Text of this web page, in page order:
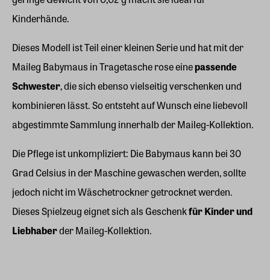
Kinderhände.
Dieses Modell ist Teil einer kleinen Serie und hat mit der
Maileg Babymaus in Tragetasche rose einepassende
Schwester, die sich ebenso vielseitig verschenken und
kombinieren lässt. So entsteht auf Wunsch eine liebevoll
abgestimmte Sammlung innerhalb der Maileg-Kollektion.
Die Pflege ist unkompliziert: Die Babymaus kann bei 30
Grad Celsius in der Maschine gewaschen werden, sollte
jedoch nicht im Wäschetrockner getrocknet werden.
Dieses Spielzeug eignet sich als Geschenkfür Kinder und
Liebhaberder Maileg-Kollektion.